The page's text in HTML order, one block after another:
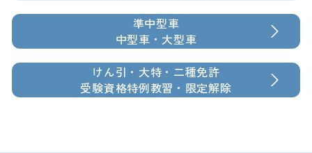
準中型車
中型車・大型車
けん引・大特・二種免許
受験資格特例教習・限定解除